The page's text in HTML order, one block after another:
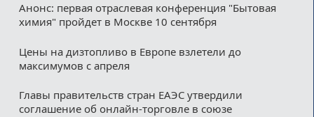
Анонс: первая отраслевая конференция "Бытовая
химия" пройдет в Москве 10 сентября
Цены на дизтопливо в Европе взлетели до
максимумов с апреля
Главы правительств стран ЕАЭС утвердили
соглашение об онлайн-торговле в союзе